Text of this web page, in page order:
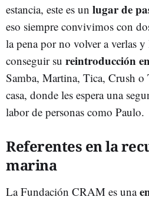
estancia, este es un lugar de
eso siempre convivimos con
la pena por no volver a verlas
conseguir su reintroducción
Samba, Martina, Tica, Crush o
casa, donde les espera una
labor de personas como Paulo.
Referentes en la
marina
La Fundación CRAM es una